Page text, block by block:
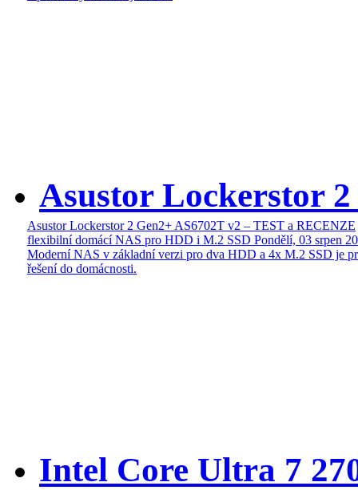
Asustor Lockerstor
Asustor Lockerstor 2 Gen2+ AS6702T v2 – TEST a RECENZE
flexibilní domácí NAS pro HDD i M.2 SSD Pondělí, 03 srpen
Moderní NAS v základní verzi pro dva HDD a 4x M.2 SSD je
řešení do domácnosti.
Intel Core Ultra 7